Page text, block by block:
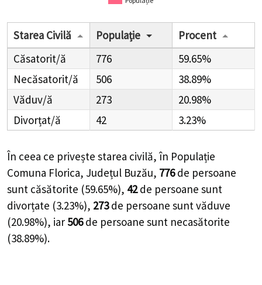
Starea Civilă Populație
Procent
Căsatorit/ă
776
59.65%
Necăsatorit/ă
506
38.89%
Văduv/ă
273
20.98%
Divorțat/ă
42 3.23%
În ceea ce privește starea civilă, în Populație
Comuna Florica, Județul Buzău, 776 de persoane
sunt căsătorite (59.65%), 42 de persoane sunt
divorțate (3.23%), 273 de persoane sunt văduve
(20.98%), iar 506 de persoane sunt necasătorite
(38.89%).